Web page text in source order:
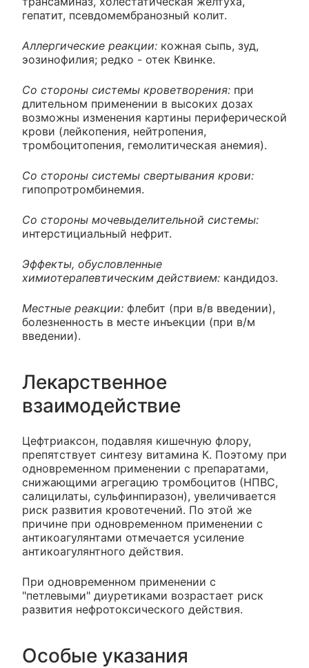
гепатит, псевдомембранозный колит.
Аллергические реакции: кожная сыпь, зуд,
эозинофилия; редко - отек Квинке.
Со стороны системы кроветворения: при
длительном применении в высоких дозах
возможны изменения картины периферической
крови (лейкопения, нейтропения,
тромбоцитопения, гемолитическая анемия).
Со стороны системы свертывания крови:
гипопротромбинемия.
Со стороны мочевыделительной системы:
интерстициальный нефрит.
Эффекты, обусловленные
химиотерапевтическим действием: кандидоз.
Местные реакции: флебит (при в/в введении),
болезненность в месте инъекции (при в/м
введении).
Лекарственное
взаимодействие
Цефтриаксон, подавляя кишечную флору,
препятствует синтезу витамина К. Поэтому при
одновременном применении с препаратами,
снижающими агрегацию тромбоцитов (НПВС,
салицилаты, сульфинпиразон), увеличивается
риск развития кровотечений. По этой же
причине при одновременном применении с
антикоагулянтами отмечается усиление
антикоагулянтного действия.
При одновременном применении с
"петлевыми" диуретиками возрастает риск
развития нефротоксического действия.
Особые указания